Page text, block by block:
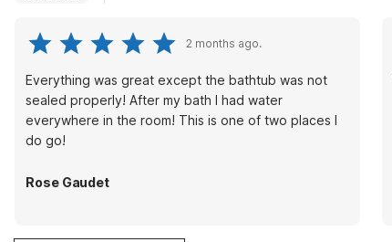
2 months ago.
Everything was great except the bathtub was not
sealed properly! After my bath I had water
everywhere in the room! This is one of two places I
do go!
Rose Gaudet